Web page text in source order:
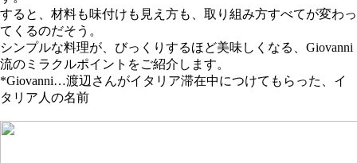
すると、材料も味付けも見え方も、取り組み方すべてが変わっ
てくるのだそう。
シンプルな料理が、びっくりするほど美味しくなる、Giovanni
流のミラクルポイントをご紹介します。
*Giovanni…渡辺さんがイタリア滞在中につけてもらった、イ
タリア人の名前